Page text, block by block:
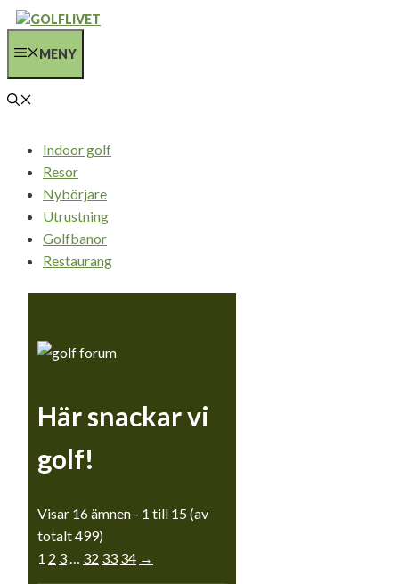
Hoppa
innehållMENY
Indoor golf
Resor
Nybörjare
Utrustning
Golfbanor
Restaurang
Här snackar vi
golf!
Visar 16 ämnen - 1 till 15 (av
totalt 499)
1 2 3 32 33 34 →